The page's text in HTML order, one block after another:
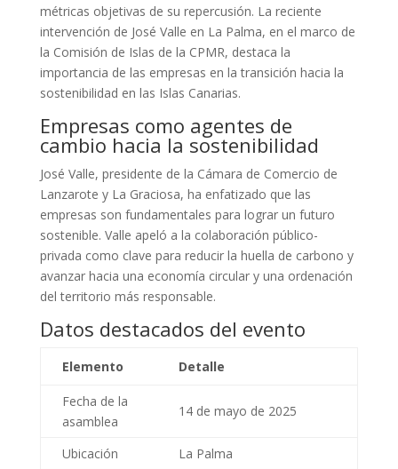
métricas objetivas de su repercusión. La reciente
intervención de José Valle en La Palma, en el marco de
la Comisión de Islas de la CPMR, destaca la
importancia de las empresas en la transición hacia la
sostenibilidad en las Islas Canarias.
Empresas como agentes de
cambio hacia la sostenibilidad
José Valle, presidente de la Cámara de Comercio de
Lanzarote y La Graciosa, ha enfatizado que las
empresas son fundamentales para lograr un futuro
sostenible. Valle apeló a la colaboración público-
privada como clave para reducir la huella de carbono y
avanzar hacia una economía circular y una ordenación
del territorio más responsable.
Datos destacados del evento
Elemento Detalle
Fecha de la
asamblea
14 de mayo de 2025
Ubicación La Palma